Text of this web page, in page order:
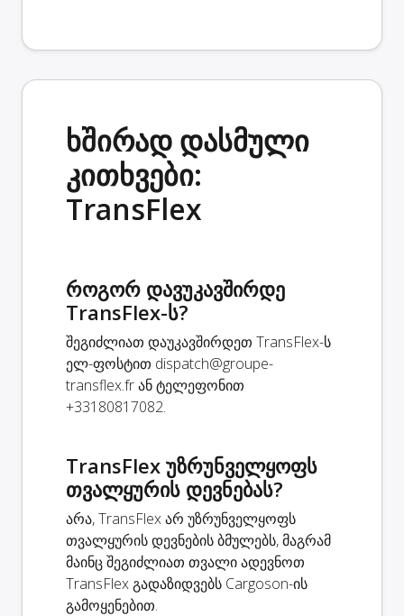
ხშირად დასმული
კითხვები:
TransFlex
როგორ დავუკავშირდე
TransFlex-ს?
შეგიძლიათ დაუკავშირდეთ TransFlex-ს
ელ-ფოსტით dispatch@groupe-
transflex.frან ტელეფონით
+33180817082.
TransFlex უზრუნველყოფს
თვალყურის დევნებას?
არა, TransFlex არ უზრუნველყოფს
თვალყურის დევნების ბმულებს, მაგრამ
მაინც შეგიძლიათ თვალი ადევნოთ
TransFlex გადაზიდვებს Cargoson-ის
გამოყენებით.